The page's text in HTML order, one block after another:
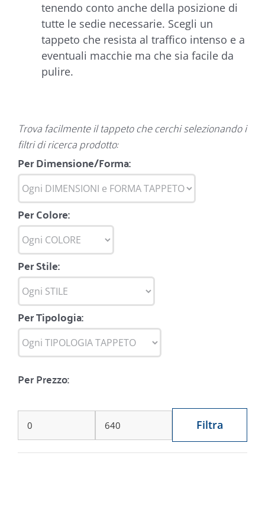
tenendo conto anche della posizione di
tutte le sedie necessarie. Scegli un
tappeto che resista al traffico intenso e a
eventuali macchie ma che sia facile da
pulire.
Trova facilmente il tappeto che cerchi selezionando i
filtri di ricerca prodotto:
Per Dimensione/Forma:
Per Colore:
Per Stile:
Per Tipologia:
Per Prezzo:
Prezzo
Prezzo
Filtra